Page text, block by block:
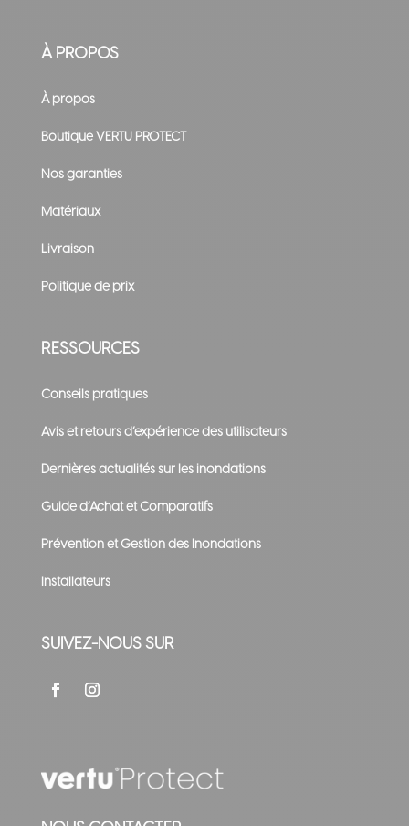
À PROPOS
À propos
Boutique VERTU PROTECT
Nos garanties
Matériaux
Livraison
Politique de prix
RESSOURCES
Conseils pratiques
Avis et retours d’expérience des utilisateurs
Dernières actualités sur les inondations
Guide d’Achat et Comparatifs
Prévention et Gestion des Inondations
Installateurs
SUIVEZ-NOUS SUR